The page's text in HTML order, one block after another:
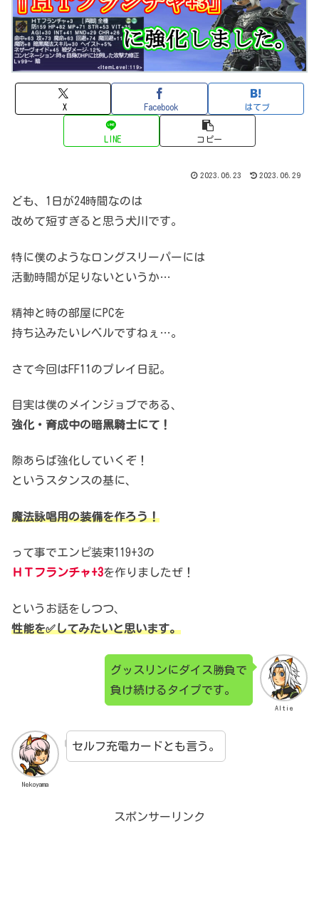
X Facebook はてブ
LINE コピー
2023.06.23 2023.06.29
ども、1日が24時間なのは
改めて短すぎると思う犬川です。
特に僕のようなロングスリーパーには
活動時間が足りないというか…
精神と時の部屋にPCを
持ち込みたいレベルですねぇ…。
さて今回はFF11のプレイ日記。
目実は僕のメインジョブである、
強化・育成中の暗黒騎士にて！
隙あらば強化していくぞ！
というスタンスの基に、
魔法詠唱用の装備を作ろう！
って事でエンピ装束119+3の
ＨＴフランチャ+3を作りましたぜ！
というお話をしつつ、
性能を✅してみたいと思います。
Altie
グッスリンにダイス勝負で
負け続けるタイプです。
Nekoyama
セルフ充電カードとも言う。
スポンサーリンク